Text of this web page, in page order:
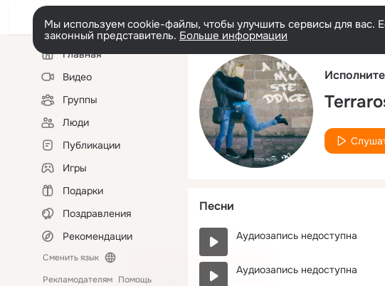
Мы используем cookie-файлы, чтобы улучшить сервисы для вас.
законный представитель. Больше информации
Левая
колонкаГлавная
Видео
Группы
Люди
Публикации
Игры
Подарки
Поздравления
Рекомендации
Сменить язык
Рекламодателям Помощь
Песни
Аудиозапись недоступна
Аудиозапись недоступна